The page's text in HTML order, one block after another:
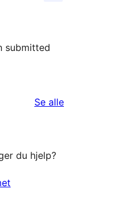
submitted
Se alleomtalene
du hjelp?